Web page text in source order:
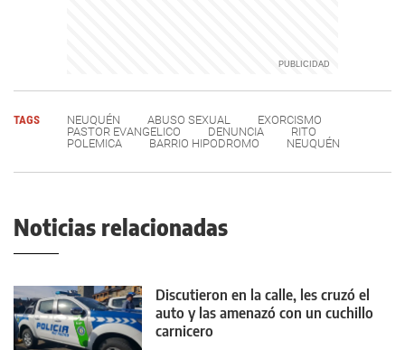
TAGS NEUQUÉN ABUSO SEXUAL
EXORCISMO
PASTOR EVANGELICO
DENUNCIA
RITO
POLEMICA
BARRIO HIPODROMO NEUQUÉN
Noticias relacionadas
Discutieron en la calle, les cruzó el
auto y las amenazó con un cuchillo
carnicero